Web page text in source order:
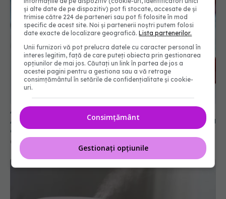
Alertă în Europa după un nou caz de hantavirus
Anzi, singura tulpină care se transmite de la om la
om
06 aug 2026, 20:06
și alte date de pe dispozitiv) pot fi stocate, accesate de și
trimise către 224 de parteneri sau pot fi folosite în mod
specific de acest site. Noi și partenerii noștri putem folosi
date exacte de localizare geografică.Lista partenerilor.
Unii furnizori vă pot prelucra datele cu caracter personal în
interes legitim, față de care puteți obiecta prin gestionarea
opțiunilor de mai jos. Căutați un link în partea de jos a
acestei pagini pentru a gestiona sau a vă retrage
consimțământul în setările de confidențialitate și cookie-
uri.
Consimțământ
Gestionați opțiunile